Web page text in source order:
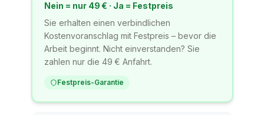
Nein = nur 49 € · Ja = Festpreis
Sie erhalten einen verbindlichen
Kostenvoranschlag mit Festpreis – bevor die
Arbeit beginnt. Nicht einverstanden? Sie
zahlen nur die 49 € Anfahrt.
Festpreis-Garantie